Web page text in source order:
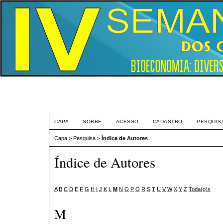
CAPA SOBRE ACESSO CADASTRO
Capa > Pesquisa > Índice de Autores
Índice de Autores
A B C D E F G H I J K L M N O P Q R S T U V W X Y Z Toda(o)s
M